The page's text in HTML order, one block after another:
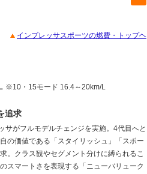
インプレッサスポーツの燃費・トップヘ
※10・15モード 16.4～20km/L
追求
サがフルモデルチェンジを実施。4代目へと
の価値である「スタイリッシュ」「スポー
。クラス観やセグメント分けに縛られるこ
スマートさを表現する「ニューバリューク